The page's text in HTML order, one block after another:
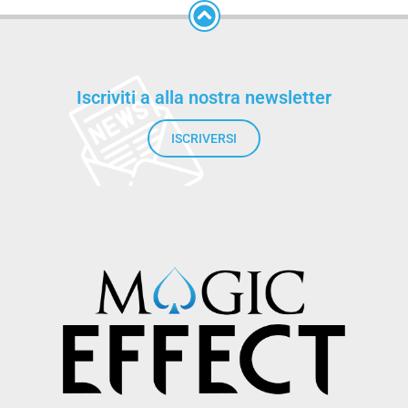
Iscriviti a alla nostra newsletter
ISCRIVERSI